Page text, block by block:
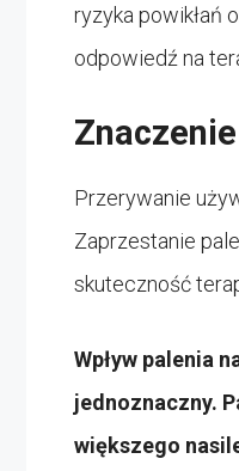
ryzyka powikłań
odpowiedź na
Przerywanie
Zaprzestanie
skuteczność
Wpływ palenia
jednoznaczny.
większego